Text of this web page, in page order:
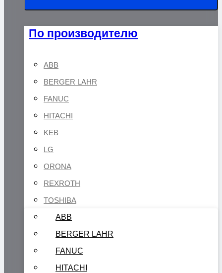
По производителю
ABB
BERGER LAHR
FANUC
HITACHI
KEB
LG
ORONA
REXROTH
TOSHIBA
ABB
BERGER LAHR
FANUC
HITACHI